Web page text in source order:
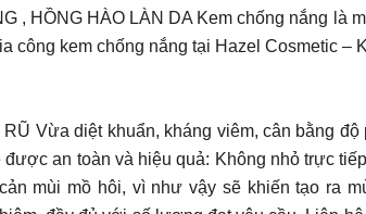
, HỒNG HÀO LÀN DA Kem chống nắng là
kem chống nắng tại Hazel Cosmetic –
Vừa diệt khuẩn, kháng viêm, cân bằng
an toàn và hiệu quả: Không nhỏ trực
mùi mồ hôi, vì như vậy sẽ khiến tạo ra